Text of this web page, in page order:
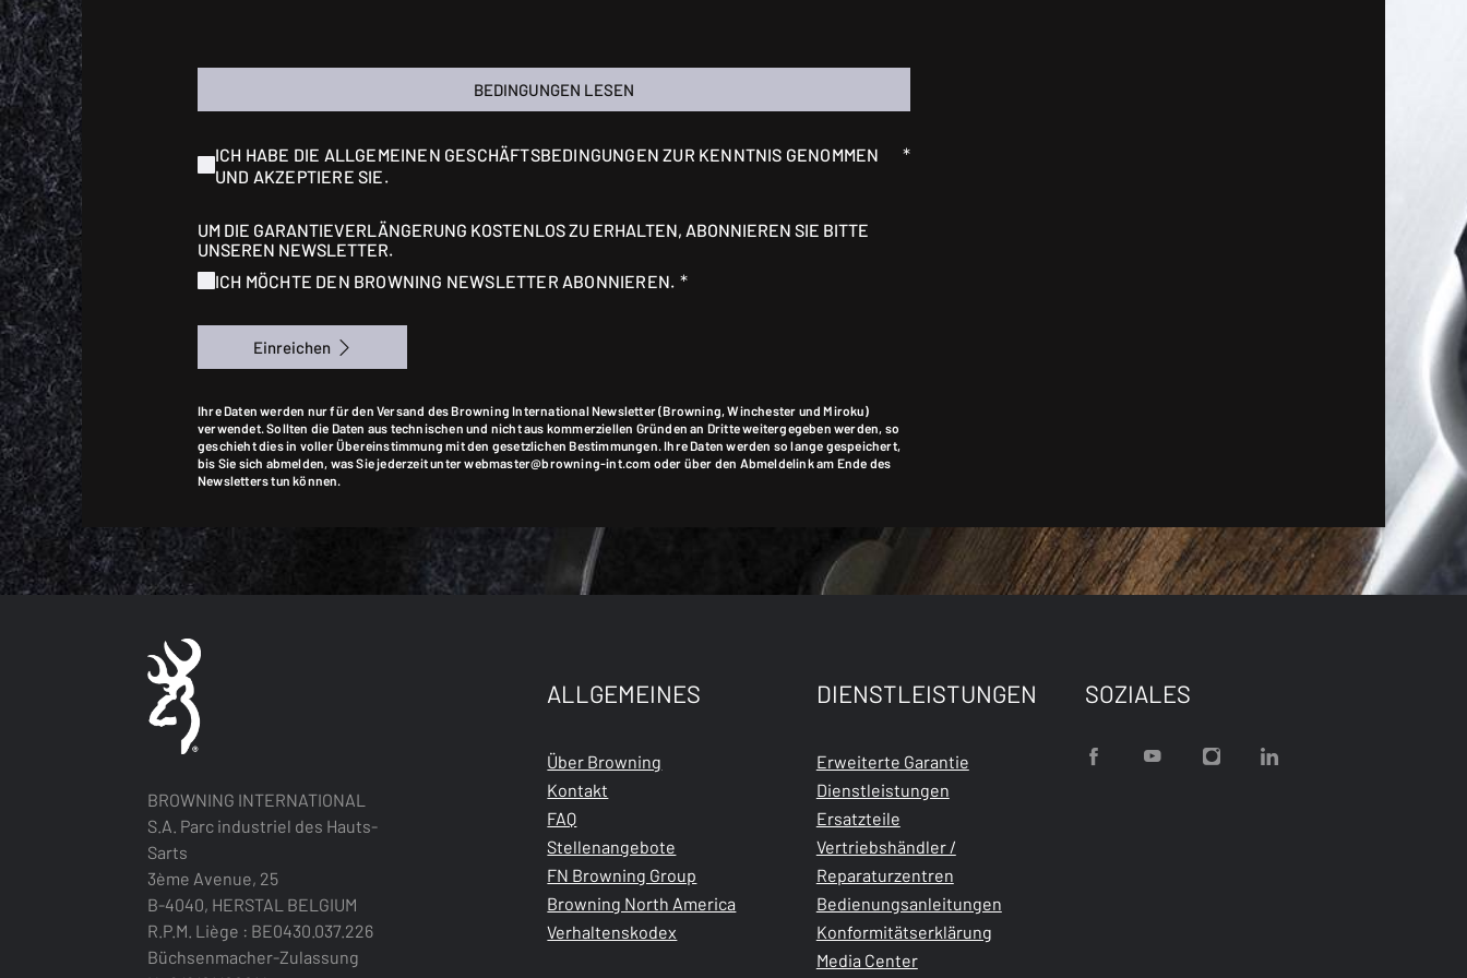
BEDINGUNGEN LESEN
ICH HABE DIE ALLGEMEINEN GESCHÄFTSBEDINGUNGEN ZUR KENNTNIS GENOMMEN
UND AKZEPTIERE SIE.
*
UM DIE GARANTIEVERLÄNGERUNG KOSTENLOS ZU ERHALTEN, ABONNIEREN SIE BITTE
UNSEREN NEWSLETTER.
ICH MÖCHTE DEN BROWNING NEWSLETTER ABONNIEREN. *
Einreichen
Ihre Daten werden nur für den Versand des Browning International Newsletter (Browning, Winchester und Miroku)
verwendet. Sollten die Daten aus technischen und nicht aus kommerziellen Gründen an Dritte weitergegeben werden, so
geschieht dies in voller Übereinstimmung mit den gesetzlichen Bestimmungen. Ihre Daten werden so lange gespeichert,
bis Sie sich abmelden, was Sie jederzeit unter webmaster@browning-int.com oder über den Abmeldelink am Ende des
Newsletters tun können.
BROWNING INTERNATIONAL
S.A. Parc industriel des Hauts-
Sarts
3ème Avenue, 25
B-4040, HERSTAL BELGIUM
R.P.M. Liège : BE0430.037.226
Büchsenmacher-Zulassung
ALLGEMEINES
Über Browning
Kontakt
FAQ
Stellenangebote
FN Browning Group
Browning North America
Verhaltenskodex
DIENSTLEISTUNGEN
Erweiterte Garantie
Dienstleistungen
Ersatzteile
Vertriebshändler /
Reparaturzentren
Bedienungsanleitungen
Konformitätserklärung
Media Center
SOZIALES